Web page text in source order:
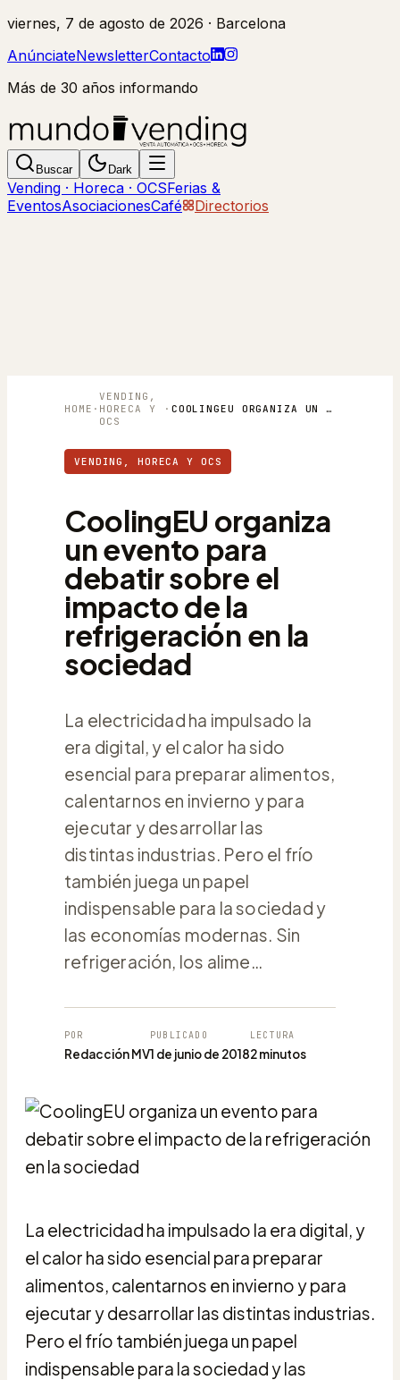
viernes, 7 de agosto de 2026 · Barcelona
AnúnciateNewsletterContacto
Más de 30 años informando
Buscar Dark
Vending · Horeca · OCSFerias &
EventosAsociacionesCafé Directorios
HOME ·
VENDING,
HORECA Y
OCS
· COOLINGEU ORGANIZA UN EVENTO PARA DEBATIR SOBRE EL IMPACTO DE LA REFRIGERACIÓN EN LA SOCIEDAD
VENDING, HORECA Y OCS
CoolingEU organiza
un evento para
debatir sobre el
impacto de la
refrigeración en la
sociedad
La electricidad ha impulsado la
era digital, y el calor ha sido
esencial para preparar alimentos,
calentarnos en invierno y para
ejecutar y desarrollar las
distintas industrias. Pero el frío
también juega un papel
indispensable para la sociedad y
las economías modernas. Sin
refrigeración, los alime…
POR
Redacción MV
PUBLICADO
1 de junio de 2018
LECTURA
2 minutos
La electricidad ha impulsado la era digital, y
el calor ha sido esencial para preparar
alimentos, calentarnos en invierno y para
ejecutar y desarrollar las distintas industrias.
Pero el frío también juega un papel
indispensable para la sociedad y las